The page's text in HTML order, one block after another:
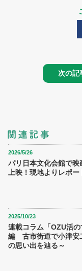
次の記
2026/5/26
パリ日本文化会館で
上映！現地よりレポー
2025/10/23
連載コラム「OZU活
編 古市街道で小津安
の思い出を辿る～